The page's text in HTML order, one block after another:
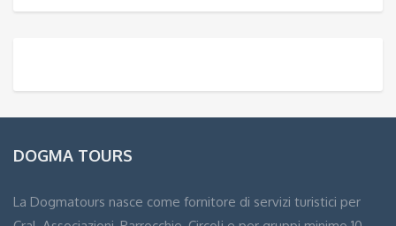
DOGMA TOURS
La Dogmatours nasce come fornitore di servizi turistici per